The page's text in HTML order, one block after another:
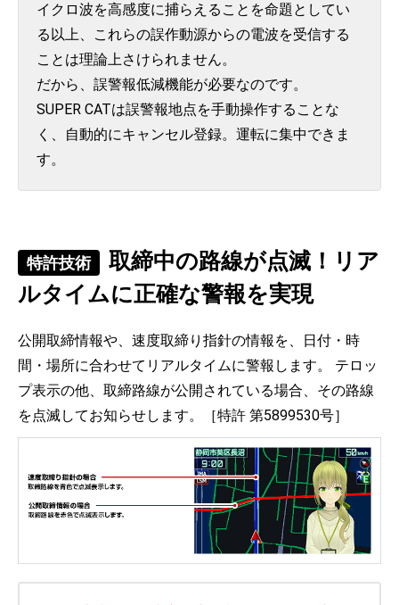
イクロ波を高感度に捕らえることを命題としてい
る以上、これらの誤作動源からの電波を受信する
ことは理論上さけられません。
だから、誤警報低減機能が必要なのです。
SUPER CATは誤警報地点を手動操作することな
く、自動的にキャンセル登録。運転に集中できま
す。
特許技術
取締中の路線が点滅！リア
ルタイムに正確な警報を実現
公開取締情報や、速度取締り指針の情報を、日付・時
間・場所に合わせてリアルタイムに警報します。 テロッ
プ表示の他、取締路線が公開されている場合、その路線
を点滅してお知らせします。［特許 第5899530号］